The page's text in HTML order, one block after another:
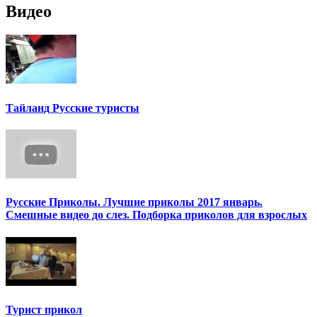
Видео
Тайланд Русские туристы
Русские Приколы. Лучшие приколы 2017 январь.
Смешные видео до слез. Подборка приколов для взрослых
Турист прикол